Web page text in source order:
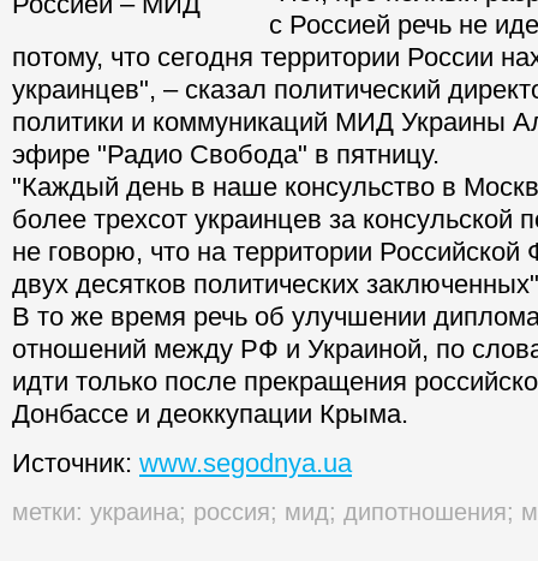
с Россией речь не
потому, что сегодня территории России
украинцев", – сказал политический
политики и коммуникаций МИД Украины
эфире "Радио Свобода" в пятницу.
"Каждый день в наше консульство в
более трехсот украинцев за
не говорю, что на территории
двух десятков политических
В то же время речь об улучшении
отношений между РФ и Украиной, по
идти только после прекращения
Донбассе и деоккупации Крыма.
Источник: www.segodnya.ua
метки: украина; россия; мид; дипотношения;